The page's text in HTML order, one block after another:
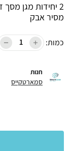
מסיר אבק
כמות:
חנות
סמארטקייס